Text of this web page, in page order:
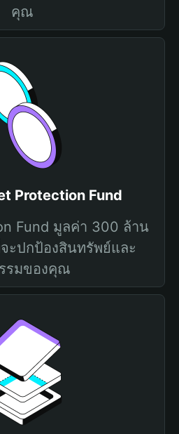
คุณ
Protection Fund
Fund มูลค่า 300 ล้าน
ะปกป้องสินทรัพย์และ
รมของคุณ